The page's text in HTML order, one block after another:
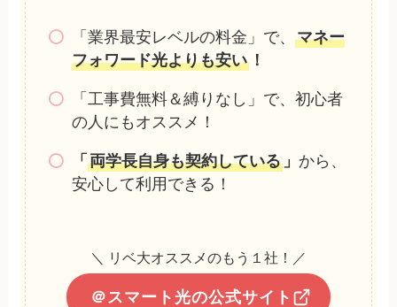
「業界最安レベルの料金」で、 マネー
フォワード光よりも安い！
「工事費無料＆縛りなし」で、初心者
の人にもオススメ！
「 両学長自身も契約している」 から、
安心して利用できる！
＼ リベ大オススメのもう１社！／
＠スマート光の公式サイト